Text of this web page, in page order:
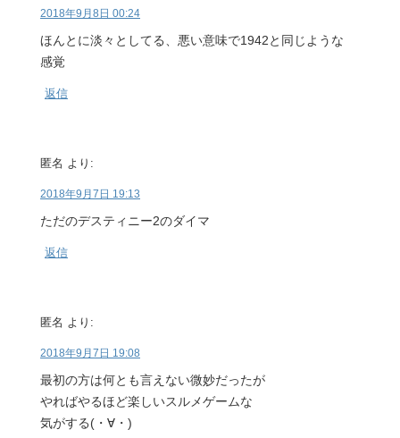
2018年9月8日 00:24
ほんとに淡々としてる、悪い意味で1942と同じような
感覚
返信
匿名 より:
2018年9月7日 19:13
ただのデスティニー2のダイマ
返信
匿名 より:
2018年9月7日 19:08
最初の方は何とも言えない微妙だったが
やればやるほど楽しいスルメゲームな
気がする(・∀・)